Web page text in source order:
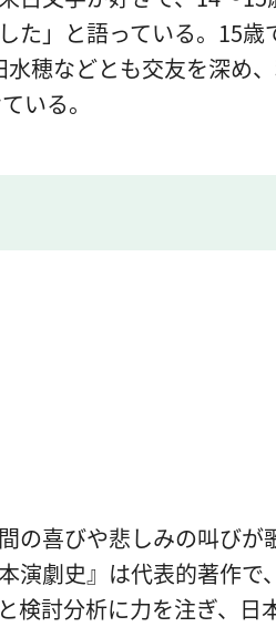
た」と語っている。15
水穂などとも交友を深め
いる。
の喜びや悲しみの叫び
演劇史』は代表的著作
検討分析に力を注ぎ、